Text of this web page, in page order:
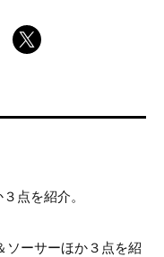
点を紹介。
ソーサーほか３点を紹